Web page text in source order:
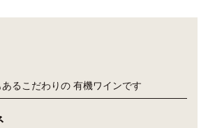
るこだわりの 有機ワインです